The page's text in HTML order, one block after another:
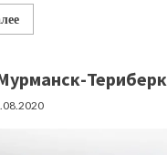
Прочитать
больше
в
Ленинградской
области